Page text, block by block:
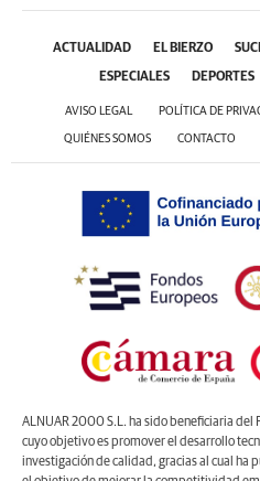
ACTUALIDAD EL BIERZO
ESPECIALES DEPORTES
AVISO LEGAL POLÍTICA DE
QUIÉNES SOMOS CONTACTO
ALNUAR 2000 S.L. ha sido beneficiaria del
cuyo objetivo es promover el desarrollo
investigación de calidad, gracias al cual ha